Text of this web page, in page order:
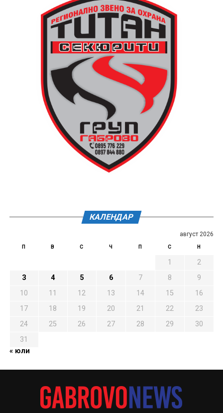
КАЛЕНДАР
август 2026
П В С Ч П С Н
1
2
3
4 5 6 7 8
9
10
11 12 13 14 15
16
17
18 19 20 21 22
23
24
25 26 27 28 29
30
31
« юли